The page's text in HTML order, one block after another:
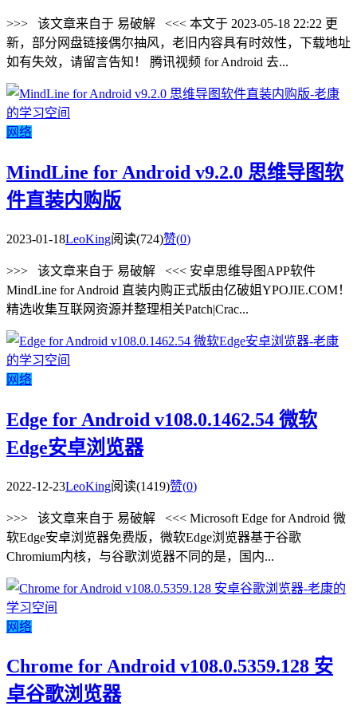
>>> 该文章来自于 易破解 <<< 本文于 2023-05-18 22:22 更
新，部分网盘链接偶尔抽风，老旧内容具有时效性，下载地址
如有失效，请留言告知！ 腾讯视频 for Android 去...
网络
MindLine for Android v9.2.0 思维导图软
件直装内购版
2023-01-18LeoKing阅读(724)赞(0)
>>> 该文章来自于 易破解 <<< 安卓思维导图APP软件
MindLine for Android 直装内购正式版由亿破姐YPOJIE.COM！
精选收集互联网资源并整理相关Patch|Crac...
网络
Edge for Android v108.0.1462.54 微软
Edge安卓浏览器
2022-12-23LeoKing阅读(1419)赞(0)
>>> 该文章来自于 易破解 <<< Microsoft Edge for Android 微
软Edge安卓浏览器免费版，微软Edge浏览器基于谷歌
Chromium内核，与谷歌浏览器不同的是，国内...
网络
Chrome for Android v108.0.5359.128 安
卓谷歌浏览器